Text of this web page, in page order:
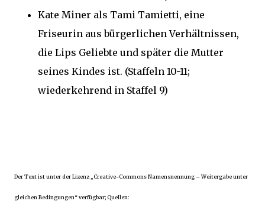
Kate Miner als Tami Tamietti, eine
Friseurin aus bürgerlichen Verhältnissen,
die Lips Geliebte und später die Mutter
seines Kindes ist. (Staffeln 10-11;
wiederkehrend in Staffel 9)
Der Text ist unter der Lizenz „Creative-Commons Namensnennung – Weitergabe unter
gleichen Bedingungen“ verfügbar; Quellen: